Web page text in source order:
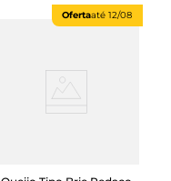
Ofertaaté 12/08